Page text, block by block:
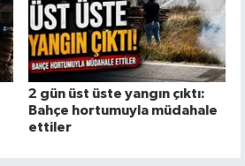
2 gün üst üste yangın çıktı:
Bahçe hortumuyla müdahale
ettiler